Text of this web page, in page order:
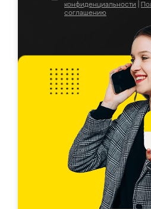
конфиденциальности
соглашению